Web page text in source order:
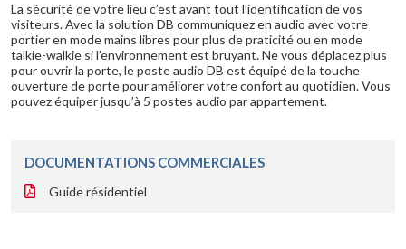
La sécurité de votre lieu c’est avant tout l’identification de vos
visiteurs. Avec la solution DB communiquez en audio avec votre
portier en mode mains libres pour plus de praticité ou en mode
talkie-walkie si l’environnement est bruyant. Ne vous déplacez plus
pour ouvrir la porte, le poste audio DB est équipé de la touche
ouverture de porte pour améliorer votre confort au quotidien. Vous
pouvez équiper jusqu’à 5 postes audio par appartement.
DOCUMENTATIONS COMMERCIALES
Guide résidentiel